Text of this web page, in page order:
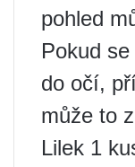
pohled
Pokud
do očí,
může to
Lilek 1